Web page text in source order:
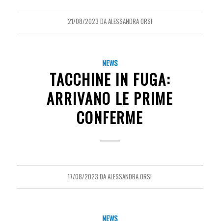
21/08/2023 DAALESSANDRA ORSI
NEWS
TACCHINE IN FUGA:
ARRIVANO LE PRIME
CONFERME
17/08/2023 DAALESSANDRA ORSI
NEWS